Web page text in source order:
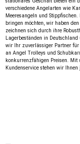
verschiedene Angelarten wie
Meeresangeln und
bringen möchten, wir haben
zeichnen sich durch ihre
Lagerbeständen in
wir Ihr zuverlässiger Partner für
an Angel Trolleys und
konkurrenzfähigen Preisen. Mit
Kundenservice stehen wir Ihnen